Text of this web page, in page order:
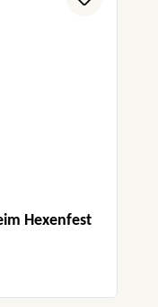
Hexenfest